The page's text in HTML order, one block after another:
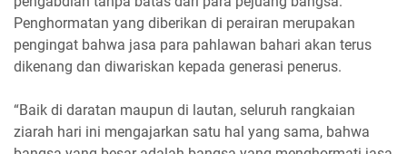
Penghormatan yang diberikan di perairan merupakan
pengingat bahwa jasa para pahlawan bahari akan terus
dikenang dan diwariskan kepada generasi penerus.
“Baik di daratan maupun di lautan, seluruh rangkaian
ziarah hari ini mengajarkan satu hal yang sama, bahwa